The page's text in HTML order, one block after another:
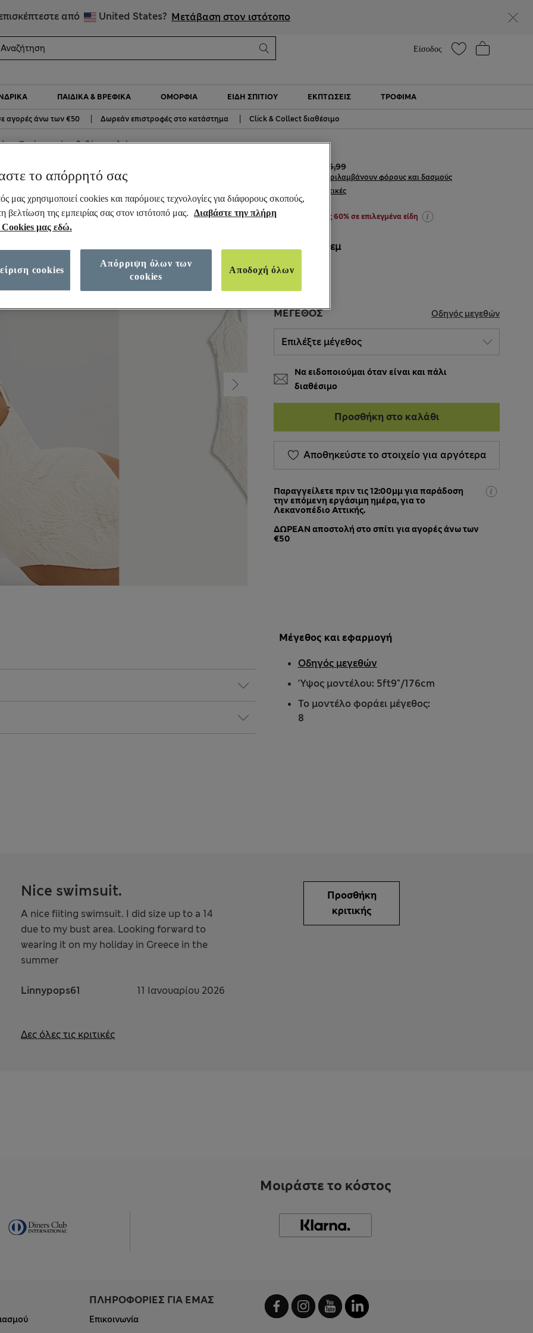
από United States? Μετάβαση στον ιστότοπο
Είσοδος
ΠΑΙΔΙΚΆ & ΒΡΕΦΙΚΆ ΟΜΟΡΦΙΆ ΕΊΔΗ ΣΠΙΤΙΟΎ ΕΚΠΤΩΣΕΙΣ ΤΡΌΦΙΜΑ
αγορές άνω των €50 | Δωρεάν επιστροφές στο κατάστημα | Click & Collect διαθέσιμο
Ζακάρ μαγιό με βαθύ ντεκολτέ
1 κριτικές
€45,99
Όλες οι τιμές περιλαμβάνουν φόρους και δασμούς
ΕΚΠΤΩΣΕΙΣ έως 60% σε επιλεγμένα είδη
ΧΡΏΜΑ: Κρεμ
ΜΈΓΕΘΟΣ Οδηγός μεγεθών
Να ειδοποιούμαι όταν είναι και πάλι
διαθέσιμο
Προσθήκη στο καλάθι
Αποθηκεύστε το στοιχείο για αργότερα
Παραγγείλετε πριν τις 12:00μμ για παράδοση
την επόμενη εργάσιμη ημέρα, για το
Λεκανοπέδιο Αττικής.
ΔΩΡΕΑΝ αποστολή στο σπίτι για αγορές άνω των
€50
Μέγεθος και εφαρμογή
Ύψος μοντέλου: 5ft9"/176cm
Το μοντέλο φοράει μέγεθος:
8
Οδηγός μεγεθών
Nice swimsuit.
A nice fiiting swimsuit. I did size up to a 14
due to my bust area. Looking forward to
wearing it on my holiday in Greece in the
summer
Linnypops61 11 Ιανουαρίου 2026
Δες όλες τις κριτικές
Προσθήκη
κριτικής
Μοιράστε το κόστος
ΠΛΗΡΟΦΟΡΙΕΣ ΓΙΑ ΕΜΑΣ
Επικοινωνία
το απόρρητό σας
μας χρησιμοποιεί cookies και παρόμοιες τεχνολογίες για διάφορους σκοπούς,
βελτίωση της εμπειρίας σας στον ιστότοπό μας. Διαβάστε την πλήρη
Cookies μας εδώ.
Απόρριψη όλων των
cookies
Αποδοχή όλων
cookies